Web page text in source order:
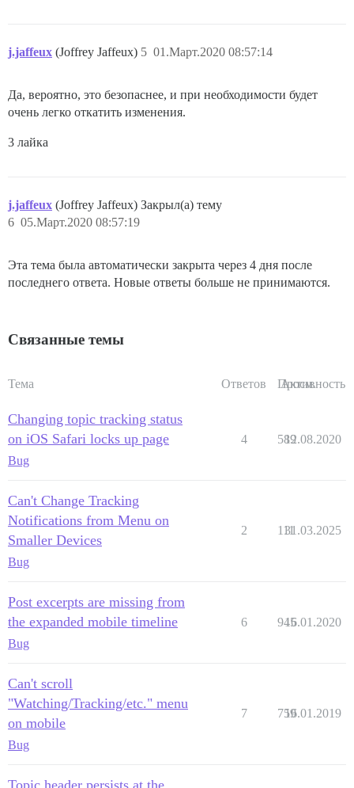
j.jaffeux (Joffrey Jaffeux) 01.Март.2020 08:57:14
5
Да, вероятно, это безопаснее, и при необходимости будет
очень легко откатить изменения.
3 лайка
j.jaffeux (Joffrey Jaffeux) Закрыл(а) тему
05.Март.2020 08:57:19
6
Эта тема была автоматически закрыта через 4 дня после
последнего ответа. Новые ответы больше не принимаются.
Связанные темы
Тема Ответов Просм.
Активность
Changing topic tracking status
on iOS Safari locks up page
Bug
4 589
12.08.2020
Can't Change Tracking
Notifications from Menu on
Smaller Devices
Bug
2 111
31.03.2025
Post excerpts are missing from
the expanded mobile timeline
Bug
6 945
16.01.2020
Can't scroll
"Watching/Tracking/etc." menu
on mobile
Bug
7 759
16.01.2019